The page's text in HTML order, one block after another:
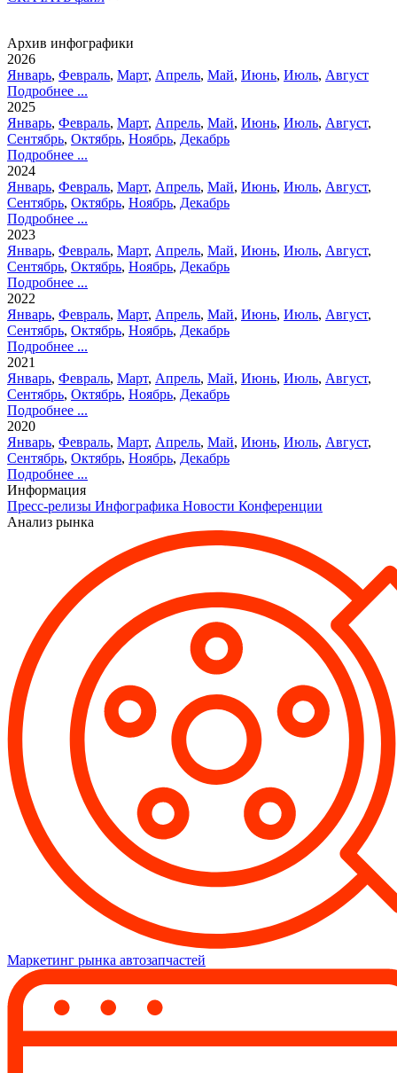
Архив инфографики
2026
Январь, Февраль, Март, Апрель, Май, Июнь, Июль, Август
Подробнее ...
2025
Январь, Февраль, Март, Апрель, Май, Июнь, Июль, Август,
Сентябрь, Октябрь, Ноябрь, Декабрь
Подробнее ...
2024
Январь, Февраль, Март, Апрель, Май, Июнь, Июль, Август,
Сентябрь, Октябрь, Ноябрь, Декабрь
Подробнее ...
2023
Январь, Февраль, Март, Апрель, Май, Июнь, Июль, Август,
Сентябрь, Октябрь, Ноябрь, Декабрь
Подробнее ...
2022
Январь, Февраль, Март, Апрель, Май, Июнь, Июль, Август,
Сентябрь, Октябрь, Ноябрь, Декабрь
Подробнее ...
2021
Январь, Февраль, Март, Апрель, Май, Июнь, Июль, Август,
Сентябрь, Октябрь, Ноябрь, Декабрь
Подробнее ...
2020
Январь, Февраль, Март, Апрель, Май, Июнь, Июль, Август,
Сентябрь, Октябрь, Ноябрь, Декабрь
Подробнее ...
Информация
Пресс-релизы Инфографика Новости Конференции
Анализ рынка
Маркетинг рынка автозапчастей